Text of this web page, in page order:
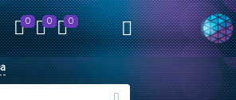
0 0 0